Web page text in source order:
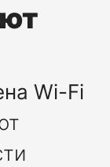
Wi-Fi